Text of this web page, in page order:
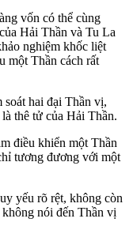
vốn có thể cùng
Hải Thần và Tu La
nghiệm khốc liệt
một Thần cách rất
soát hai đại Thần vị,
thê tử của Hải Thần.
điều khiển một Thần
tương đương với một
yếu rõ rệt, không còn
nói đến Thần vị